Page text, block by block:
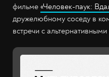
фильме «Человек-паук:
дружелюбному соседу в
встречи с